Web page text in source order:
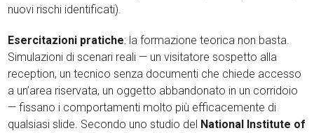
nuovi rischi identificati).
Esercitazioni pratiche: la formazione teorica non basta.
Simulazioni di scenari reali — un visitatore sospetto alla
reception, un tecnico senza documenti che chiede accesso
a un’area riservata, un oggetto abbandonato in un corridoio
— fissano i comportamenti molto più efficacemente di
qualsiasi slide. Secondo uno studio del National Institute of